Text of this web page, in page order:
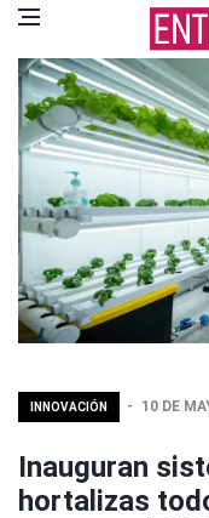
INNOVACIÓN 10 DE
Inauguran
hortalizas